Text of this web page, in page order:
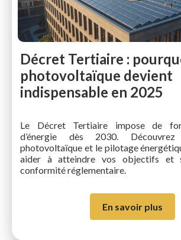
Décret Tertiaire :
photovoltaïque devient
indispensable en 2025
Le Décret Tertiaire impose de
d’énergie dès 2030.
photovoltaïque et le pilotage
aider à atteindre vos objectifs et
conformité réglementaire.
En savoir plus